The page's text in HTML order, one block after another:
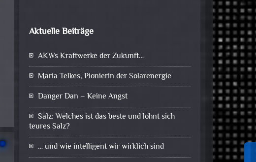
Aktuelle Beiträge
AKWs Kraftwerke der Zukunft…
Maria Telkes, Pionierin der Solarenergie
Danger Dan – Keine Angst
Salz: Welches ist das beste und lohnt sich
teures Salz?
… und wie intelligent wir wirklich sind